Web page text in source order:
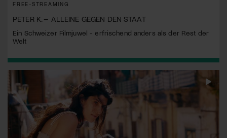
FREE-STREAMING
PETER K. – ALLEINE GEGEN DEN STAAT
Ein Schweizer Filmjuwel - erfrischend anders als der Rest der
Welt